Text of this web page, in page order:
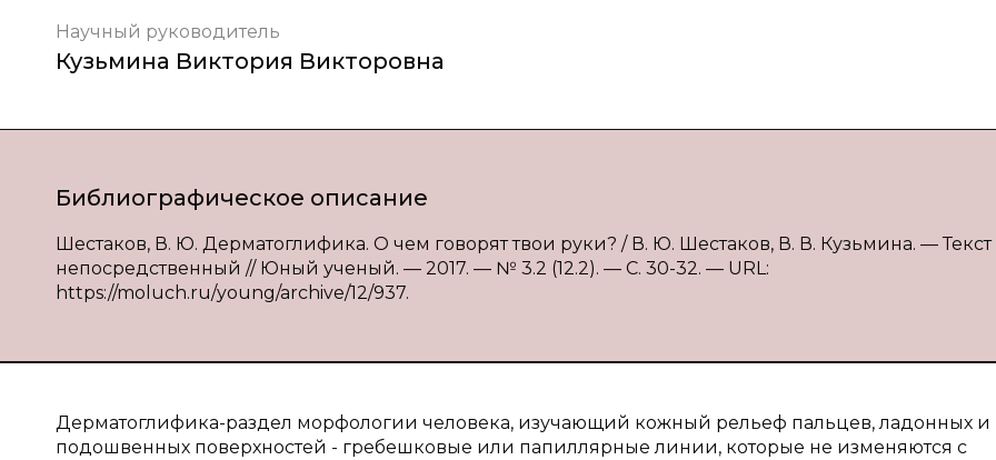
Научный руководитель
Кузьмина Виктория Викторовна
Библиографическое описание
Шестаков, В. Ю. Дерматоглифика. О чем говорят твои руки? / В. Ю. Шестаков, В. В. Кузьмина. — Текст
непосредственный // Юный ученый. — 2017. — № 3.2 (12.2). — С. 30-32. — URL:
https://moluch.ru/young/archive/12/937.
Дерматоглифика-раздел морфологии человека, изучающий кожный рельеф пальцев, ладонных и
подошвенных поверхностей - гребешковые или папиллярные линии, которые не изменяются с